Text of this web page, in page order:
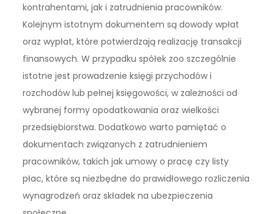
kontrahentami, jak i zatrudnienia pracowników.
Kolejnym istotnym dokumentem są dowody wpłat
oraz wypłat, które potwierdzają realizację transakcji
finansowych. W przypadku spółek zoo szczególnie
istotne jest prowadzenie księgi przychodów i
rozchodów lub pełnej księgowości, w zależności od
wybranej formy opodatkowania oraz wielkości
przedsiębiorstwa. Dodatkowo warto pamiętać o
dokumentach związanych z zatrudnieniem
pracowników, takich jak umowy o pracę czy listy
płac, które są niezbędne do prawidłowego rozliczenia
wynagrodzeń oraz składek na ubezpieczenia